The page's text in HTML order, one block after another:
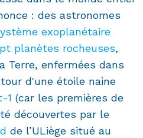
: des astronomes
exoplanétaire
planètes rocheuses,
enfermées dans
d'une étoile naine
1 (car les premières de
découvertes par le
de l’ULiège situé au